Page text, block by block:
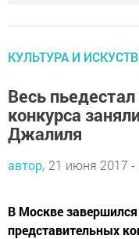
КУЛЬТУРА И
Весь
конкурса
Джалиля
автор, 21 июня 2017 -
В Москве
представительных